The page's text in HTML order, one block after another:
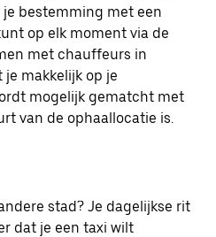
bestemming met een
op elk moment via de
met chauffeurs in
je makkelijk op je
mogelijk gematcht met
van de ophaallocatie is.
stad? Je dagelijkse rit
dat je een taxi wilt